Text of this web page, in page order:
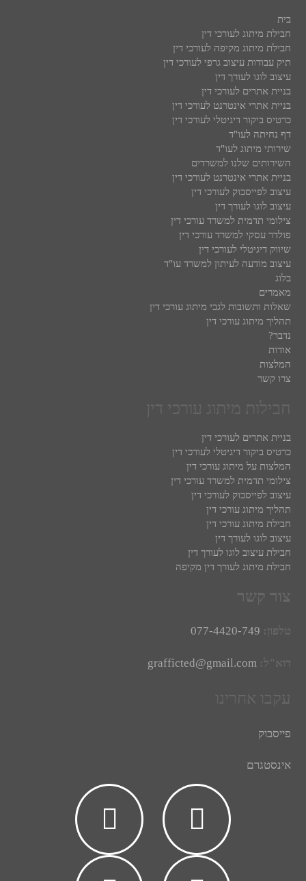
בית
חבילת מיתוג לעורכי דין
חבילת מיתוג מקיפה לעורכי דין
תיק עבודות עיצוב גרפי לעורכי דין
עיצוב לוגו לעורך דין
בניית אתרים לעורכי דין
בניית אתרי אינטרנט לעורכי דין
כרטיס ביקור דיגיטלי לעורכי דין
דף נחיתה לעו"ד
שירותי מיתוג לעו"ד
השירותים שלנו למשרדים
בניית אתרי אינטרנט לעורכי דין
עיצוב לפייסבוק לעורכי דין
עיצוב לוגו לעורך דין
צילומי תדמית למשרד עורכי דין
פולדר עסקי למשרד עורכי דין
שיווק דיגיטלי לעורכי דין
עיצוב מודעה לעיתון למשרד עו"ד
בלוג
מאמרים
שאלות ותשובות לגבי מיתוג עורכי דין
תהליך מיתוג עורכי דין
נדבר?
אודות
המלצות
צרו קשר
חבילות מיתוג עורכי דין
בניית אתרים לעורכי דין
כרטיס ביקור דיגיטלי לעורכי דין
המלצות על מיתוג עורכי דין
צילומי תדמית למשרד עורכי דין
עיצוב לפייסבוק לעורכי דין
תהליך מיתוג עורכי דין
חבילת מיתוג עורכי דין
עיצוב לוגו לעורך דין
חבילת עיצוב לוגו לעורך דין
חבילת מיתוג לעורך דין מקיפה
צור קשר
טלפון: 077-4420-749
דוא"ל: grafficted@gmail.com
עקבו אחרינו
פייסבוק
אינסטגרם